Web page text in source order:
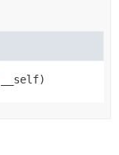
__self)